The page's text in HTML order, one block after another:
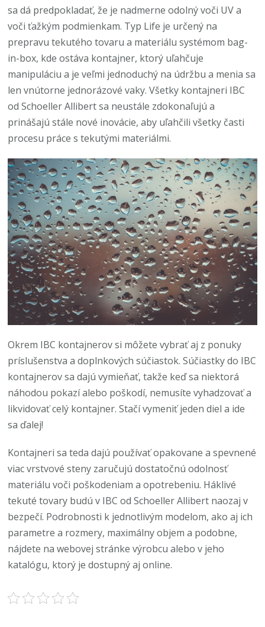
sa dá predpokladať, že je nadmerne odolný voči UV a
voči ťažkým podmienkam. Typ Life je určený na
prepravu tekutého tovaru a materiálu systémom bag-
in-box, kde ostáva kontajner, ktorý uľahčuje
manipuláciu a je veľmi jednoduchý na údržbu a menia sa
len vnútorne jednorázové vaky. Všetky kontajneri IBC
od Schoeller Allibert sa neustále zdokonaľujú a
prinášajú stále nové inovácie, aby uľahčili všetky časti
procesu práce s tekutými materiálmi.
Okrem IBC kontajnerov si môžete vybrať aj z ponuky
príslušenstva a doplnkových súčiastok. Súčiastky do IBC
kontajnerov sa dajú vymieňať, takže keď sa niektorá
náhodou pokazí alebo poškodí, nemusíte vyhadzovať a
likvidovať celý kontajner. Stačí vymeniť jeden diel a ide
sa ďalej!
Kontajneri sa teda dajú používať opakovane a spevnené
viac vrstvové steny zaručujú dostatočnú odolnosť
materiálu voči poškodeniam a opotrebeniu. Háklivé
tekuté tovary budú v IBC od Schoeller Allibert naozaj v
bezpečí. Podrobnosti k jednotlivým modelom, ako aj ich
parametre a rozmery, maximálny objem a podobne,
nájdete na webovej stránke výrobcu alebo v jeho
katalógu, ktorý je dostupný aj online.